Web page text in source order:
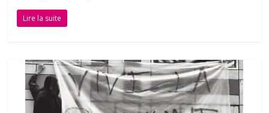
Lire la suite